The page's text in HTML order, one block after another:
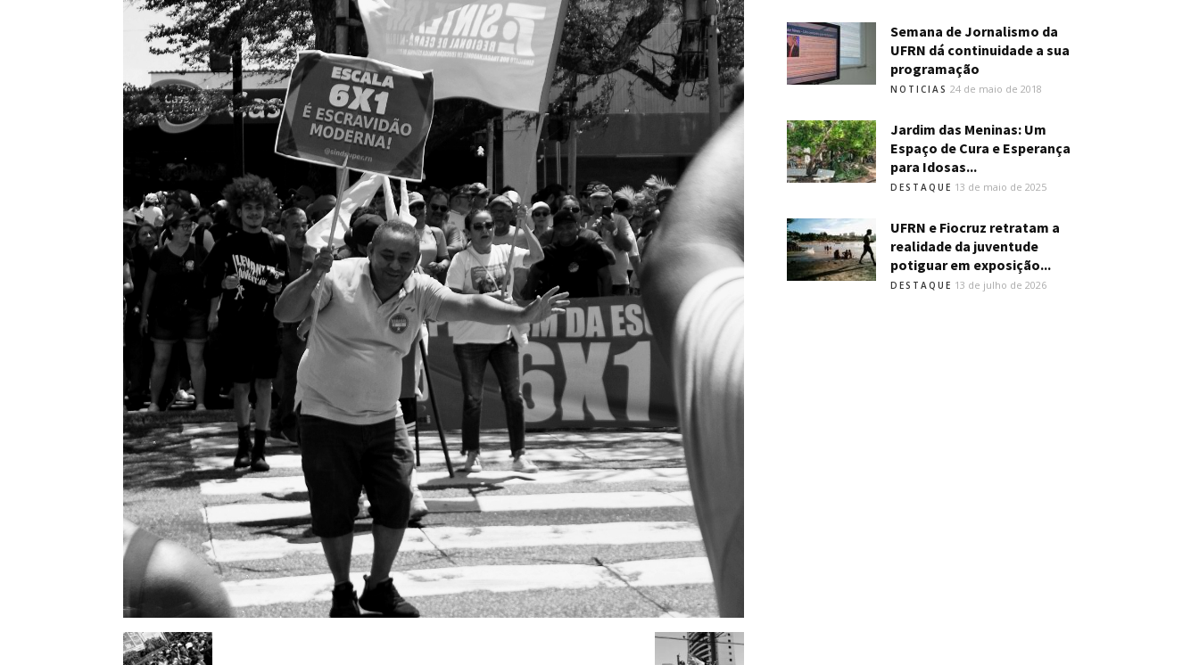
Semana de Jornalismo da
UFRN dá continuidade a sua
programação
NOTICIAS 24 de maio de 2018
Jardim das Meninas: Um
Espaço de Cura e Esperança
para Idosas...
DESTAQUE 13 de maio de 2025
UFRN e Fiocruz retratam a
realidade da juventude
potiguar em exposição...
DESTAQUE 13 de julho de 2026